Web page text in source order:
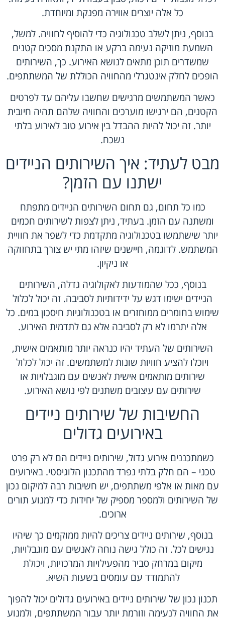
כל אלה יוצרים אווירה מפנקת ומיוחדת.
בנוסף, ניתן לשלב טכנולוגיה כדי להוסיף לחוויה. למשל,
השמעת מוזיקה נעימה ברקע או התקנת מסכים קטנים
שמשדרים תוכן מתאים לנושא האירוע. כך, השירותים
הופכים לחלק אינטגרלי מהחוויה הכוללת של המשתתפים.
כאשר המשתמשים מרגישים שחשבו עליהם עד לפרטים
הקטנים, הם ירגישו מוערכים והחוויה שלהם תהיה חיובית
יותר. זה יכול להיות ההבדל בין אירוע טוב לאירוע בלתי
נשכח.
מבט לעתיד: איך השירותים הניידים
ישתנו עם הזמן?
כמו כל תחום, גם תחום השירותים הניידים מתפתח
ומשתנה עם הזמן. בעתיד, ניתן לצפות לשירותים חכמים
יותר שישתמשו בטכנולוגיה מתקדמת כדי לשפר את חוויית
המשתמש. לדוגמה, חיישנים שיזהו מתי יש צורך בתחזוקה
או ניקיון.
בנוסף, ככל שהמודעות לאקולוגיה גדלה, השירותים
הניידים ישימו דגש על ידידותיות לסביבה. זה יכול לכלול
שימוש בחומרים ממוחזרים או בטכנולוגיות חיסכון במים. כל
אלה יתרמו לא רק לסביבה אלא גם לתדמית האירוע.
השירותים של העתיד יהיו כנראה יותר מותאמים אישית,
ויוכלו להציע חוויות שונות למשתמשים. זה יכול לכלול
שירותים מותאמים אישית לאנשים עם מוגבלויות או
שירותים עם עיצובים משתנים לפי נושא האירוע.
החשיבות של שירותים ניידים
באירועים גדולים
כשמתכננים אירוע גדול, שירותים ניידים הם לא רק פרט
טכני – הם חלק בלתי נפרד מהתכנון הלוגיסטי. באירועים
עם מאות או אלפי משתתפים, יש חשיבות רבה למיקום נכון
של השירותים ולמספר מספיק של יחידות כדי למנוע תורים
ארוכים.
בנוסף, שירותים ניידים צריכים להיות ממוקמים כך שיהיו
נגישים לכל. זה כולל גישה נוחה לאנשים עם מוגבלויות,
מיקום במרחק סביר מהפעילויות המרכזיות, ויכולת
להתמודד עם עומסים בשעות השיא.
תכנון נכון של שירותים ניידים באירועים גדולים יכול להפוך
את החוויה לנעימה וזורמת יותר עבור המשתתפים, ולמנוע